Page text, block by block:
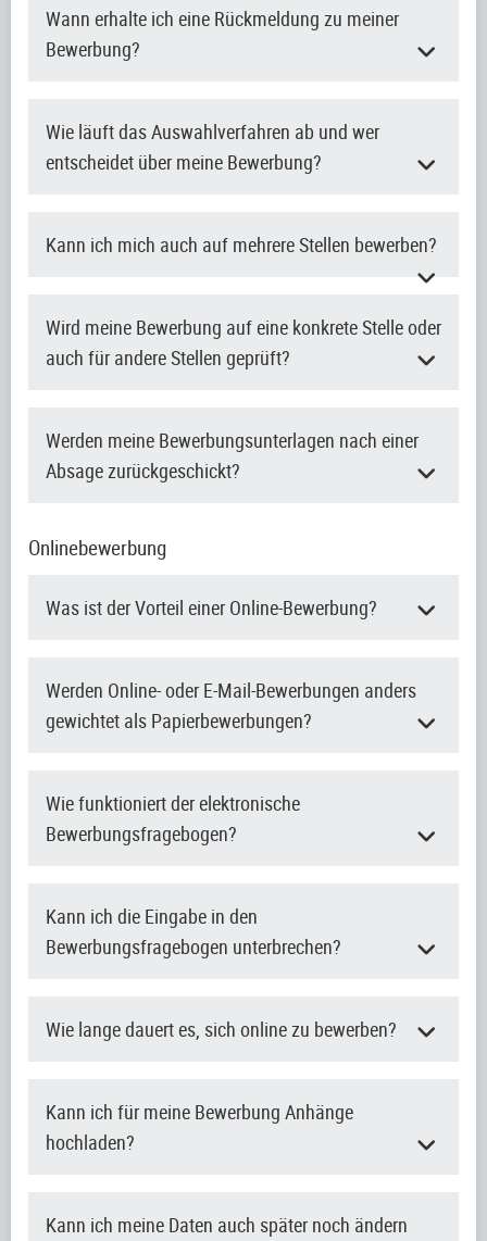
Wann erhalte ich eine Rückmeldung zu meiner
Bewerbung?
Wie läuft das Auswahlverfahren ab und wer
entscheidet über meine Bewerbung?
Kann ich mich auch auf mehrere Stellen bewerben?
Wird meine Bewerbung auf eine konkrete Stelle oder
auch für andere Stellen geprüft?
Werden meine Bewerbungsunterlagen nach einer
Absage zurückgeschickt?
Onlinebewerbung
Was ist der Vorteil einer Online-Bewerbung?
Werden Online- oder E-Mail-Bewerbungen anders
gewichtet als Papierbewerbungen?
Wie funktioniert der elektronische
Bewerbungsfragebogen?
Kann ich die Eingabe in den
Bewerbungsfragebogen unterbrechen?
Wie lange dauert es, sich online zu bewerben?
Kann ich für meine Bewerbung Anhänge
hochladen?
Kann ich meine Daten auch später noch ändern